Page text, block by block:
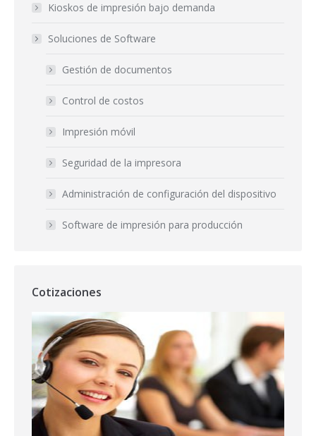
Kioskos de impresión bajo demanda
Soluciones de Software
Gestión de documentos
Control de costos
Impresión móvil
Seguridad de la impresora
Administración de configuración del dispositivo
Software de impresión para producción
Cotizaciones